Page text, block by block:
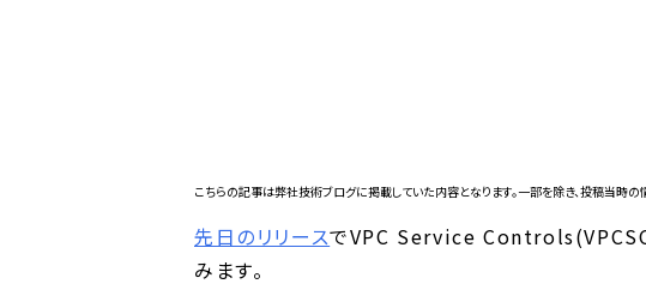
こちらの記事は弊社技術ブログに掲載していた内容となります。一部を除き、投稿当時
先日のリリースでVPC Service
みます。